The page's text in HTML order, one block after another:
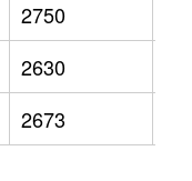
2750
2630
2673